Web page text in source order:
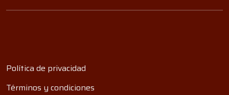
Política de privacidad
Términos y condiciones